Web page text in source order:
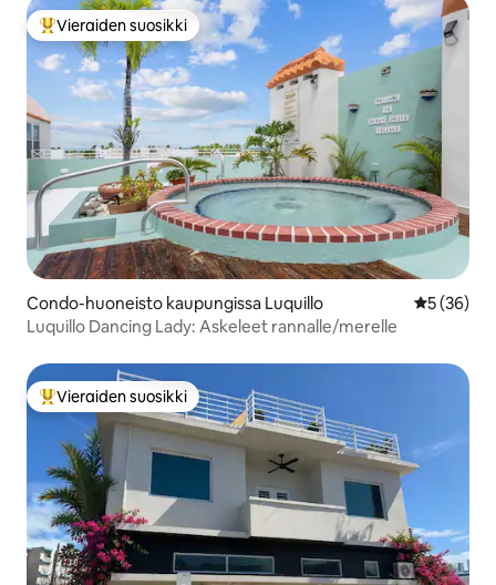
Vieraiden suosikkien parhaimmistoa
Vieraiden suosikki
Condo-huoneisto kaupungissa Luquillo
5 (36)
Luquillo Dancing Lady: Askeleet rannalle/merelle
Vieraiden suosikkien parhaimmistoa
Vieraiden suosikki